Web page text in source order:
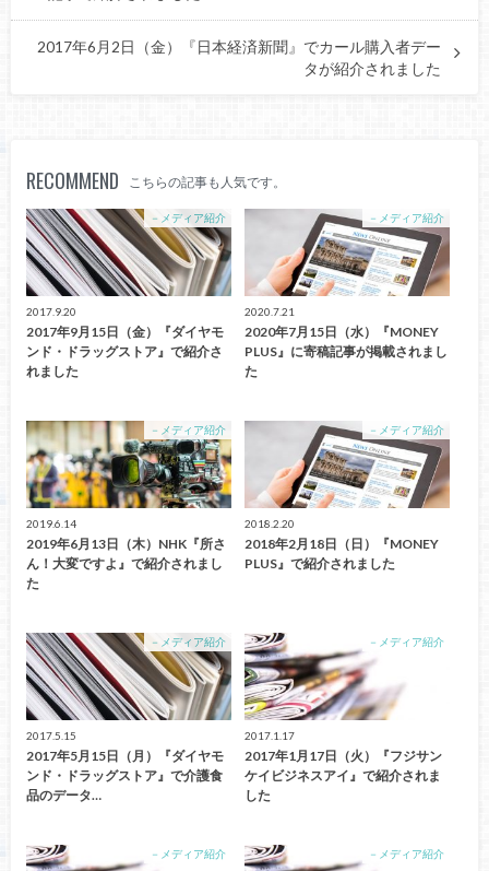
2017年6月2日（金）『日本経済新聞』でカール購入者デー
タが紹介されました
RECOMMEND こちらの記事も人気です。
－メディア紹介
2017.9.20
2017年9月15日（金）『ダイヤモ
ンド・ドラッグストア』で紹介さ
れました
－メディア紹介
2020.7.21
2020年7月15日（水）『MONEY
PLUS』に寄稿記事が掲載されまし
た
－メディア紹介
2019.6.14
2019年6月13日（木）NHK『所さ
ん！大変ですよ』で紹介されまし
た
－メディア紹介
2018.2.20
2018年2月18日（日）『MONEY
PLUS』で紹介されました
－メディア紹介
2017.5.15
2017年5月15日（月）『ダイヤモ
ンド・ドラッグストア』で介護食
品のデータ…
－メディア紹介
2017.1.17
2017年1月17日（火）『フジサン
ケイビジネスアイ』で紹介されま
した
－メディア紹介 －メディア紹介